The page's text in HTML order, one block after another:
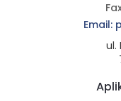
Email:
ul.